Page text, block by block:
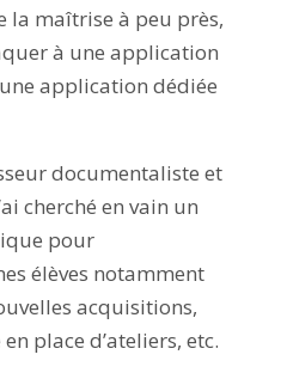
la maîtrise à peu près,
à une application
application dédiée
documentaliste et
cherché en vain un
pour
élèves notamment
acquisitions,
place d’ateliers, etc.